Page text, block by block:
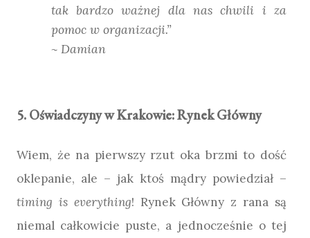
tak bardzo ważnej dla nas chwili i za
pomoc w organizacji.”
~ Damian
5. Oświadczyny w Krakowie: Rynek Główny
Wiem, że na pierwszy rzut oka brzmi to dość
oklepanie, ale – jak ktoś mądry powiedział –
timing is everything! Rynek Główny z rana są
niemal całkowicie puste, a jednocześnie o tej